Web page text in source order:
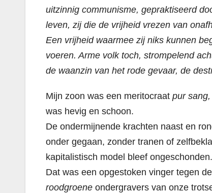
uitzinnig communisme, gepraktiseerd
leven, zij die de vrijheid vrezen van
Een vrijheid waarmee zij niks kunnen
voeren. Arme volk toch, strompelend
de waanzin van het rode gevaar, de
Mijn zoon was een meritocraat pur sang,
was hevig en schoon.
De ondermijnende krachten naast en
onder gegaan, zonder tranen of
kapitalistisch model bleef ongeschonden.
Dat was een opgestoken vinger tegen
roodgroene ondergravers van onze